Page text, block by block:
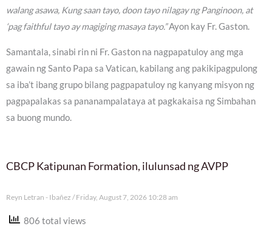
walang asawa, Kung saan tayo, doon tayo nilagay ng Panginoon, at
‘pag faithful tayo ay magiging masaya tayo.”Ayon kay Fr. Gaston.
Samantala, sinabi rin ni Fr. Gaston na nagpapatuloy ang mga
gawain ng Santo Papa sa Vatican, kabilang ang pakikipagpulong
sa iba’t ibang grupo bilang pagpapatuloy ng kanyang misyon ng
pagpapalakas sa pananampalataya at pagkakaisa ng Simbahan
sa buong mundo.
CBCP Katipunan Formation, ilulunsad ng AVPP
Reyn Letran - Ibañez Friday, August 7, 2026 10:28 am
806 total views